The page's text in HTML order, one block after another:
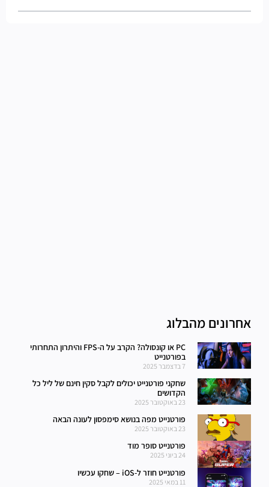
אחרונים מהבלוג
PC או קונסולה? הקרב על ה-FPS והיתרון התחרותי
בפורטנייט
7 בדצמבר 2025
שחקני פורטנייט יכולים לקבל סקין חינם של ליל כל
הקדושים
23 באוקטובר 2025
פורטנייט מפה בנושא סימפסון לעונה הבאה
23 באוקטובר 2025
פורטנייט סופר מוד
24 ביוני 2025
פורטנייט חוזר ל-iOS – שחקו עכשיו
11 במאי 2025